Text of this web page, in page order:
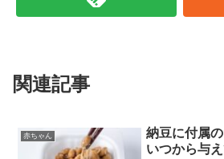
関連記事
赤ちゃん
納豆に付属
いつから与